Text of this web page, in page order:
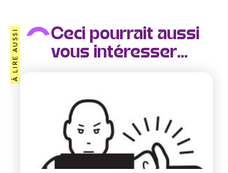
À LIRE AUSSI
Ceci pourrait aussi
vous intéresser...